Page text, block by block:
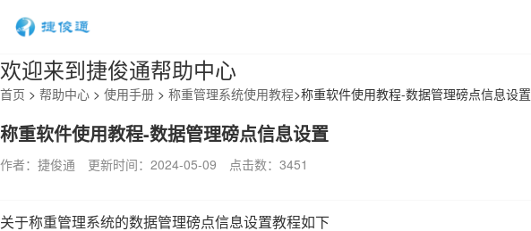
欢迎来到捷俊通帮助中心
首页 > 帮助中心 > 使用手册 > 称重管理系统使用教程>称重软件使用教程-数据管理磅点信息设置
称重软件使用教程-数据管理磅点信息设置
作者：捷俊通 更新时间：2024-05-09 点击数： 3451
关于称重管理系统的数据管理磅点信息设置教程如下